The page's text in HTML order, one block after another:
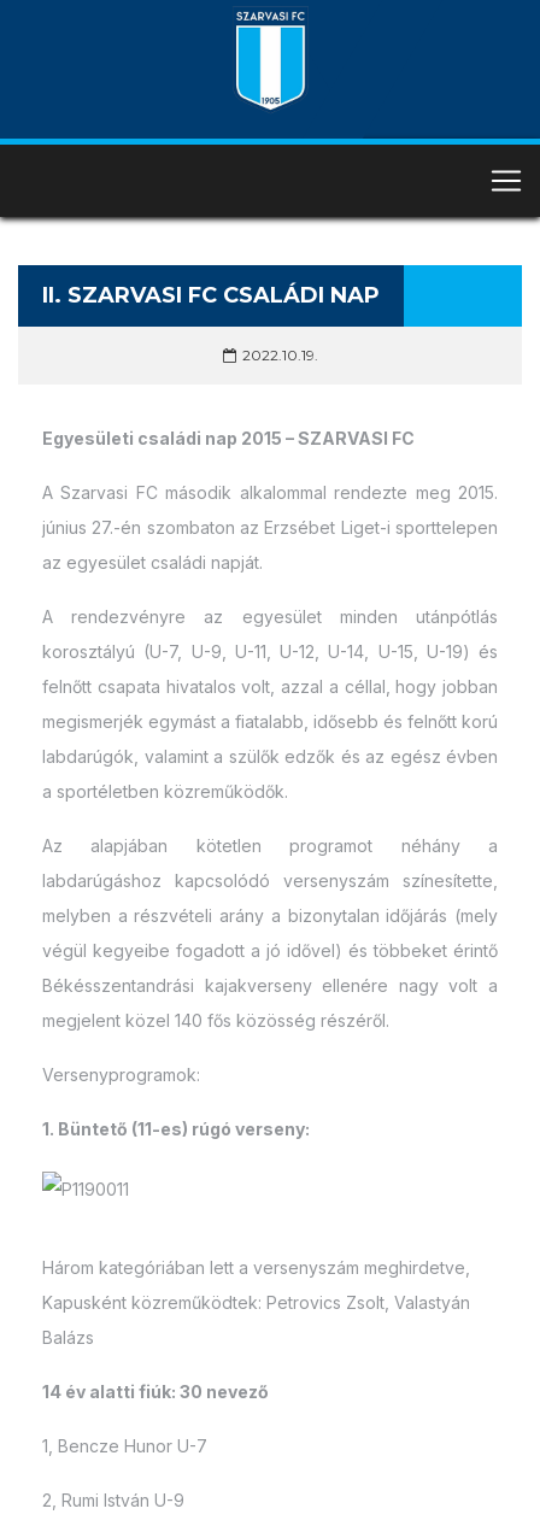
II. SZARVASI FC CSALÁDI NAP
2022.10.19.
Egyesületi családi nap 2015 – SZARVASI FC
A Szarvasi FC második alkalommal rendezte meg 2015.
június 27.-én szombaton az Erzsébet Liget-i sporttelepen
az egyesület családi napját.
A rendezvényre az egyesület minden utánpótlás
korosztályú (U-7, U-9, U-11, U-12, U-14, U-15, U-19) és
felnőtt csapata hivatalos volt, azzal a céllal, hogy jobban
megismerjék egymást a fiatalabb, idősebb és felnőtt korú
labdarúgók, valamint a szülők edzők és az egész évben
a sportéletben közreműködők.
Az alapjában kötetlen programot néhány a
labdarúgáshoz kapcsolódó versenyszám színesítette,
melyben a részvételi arány a bizonytalan időjárás (mely
végül kegyeibe fogadott a jó idővel) és többeket érintő
Békésszentandrási kajakverseny ellenére nagy volt a
megjelent közel 140 fős közösség részéről.
Versenyprogramok:
1. Büntető (11-es) rúgó verseny:
Három kategóriában lett a versenyszám meghirdetve,
Kapusként közreműködtek: Petrovics Zsolt, Valastyán
Balázs
14 év alatti fiúk: 30 nevező
1, Bencze Hunor U-7
2, Rumi István U-9